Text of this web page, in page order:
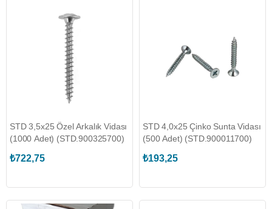
STD 3,5x25 Özel Arkalık Vidası
(1000 Adet) (STD.900325700)
₺722,75
STD 4,0x25 Çinko Sunta Vidası
(500 Adet) (STD.900011700)
₺193,25